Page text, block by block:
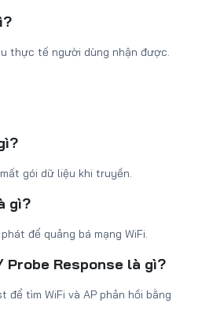
thực tế người dùng nhận được.
gói dữ liệu khi truyền.
gì?
để quảng bá mạng WiFi.
Probe Response là gì?
để tìm WiFi và AP phản hồi bằng